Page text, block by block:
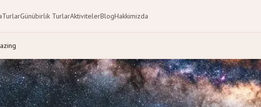
TurlarGünübirlik TurlarAktivitelerBlogHakkimizda